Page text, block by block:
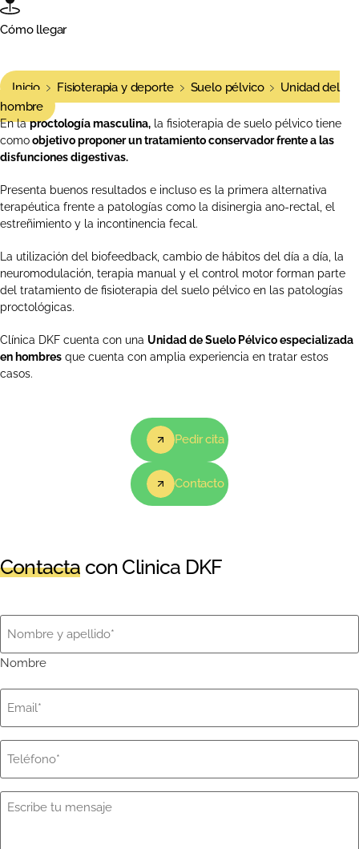
Cómo llegar
Inicio Fisioterapia y deporte Suelo pélvico
Unidad del
hombre
En laproctología masculina, la fisioterapia de suelo pélvico tiene
comoobjetivo proponer un tratamiento conservador frente a las
disfunciones digestivas.
Presenta buenos resultados e incluso es la primera alternativa
terapéutica frente a patologías como la disinergia ano-rectal, el
estreñimiento y la incontinencia fecal.
La utilización del biofeedback, cambio de hábitos del día a día, la
neuromodulación, terapia manual y el control motor forman parte
del tratamiento de fisioterapia del suelo pélvico en las patologías
proctológicas.
Clínica DKF cuenta con una Unidad de Suelo Pélvico especializada
en hombres que cuenta con amplia experiencia en tratar estos
casos.
Pedir cita
Contacto
Contacta con Clinica DKF
(Obligatorio)
Nombre
Email
(Obligatorio)
Teléfono
(Obligatorio)
Mensaje
(Obligatorio)